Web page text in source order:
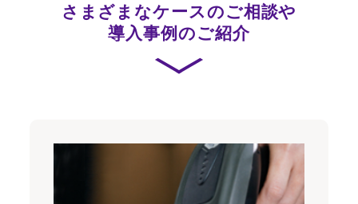
さまざまなケースのご相談や
導入事例のご紹介